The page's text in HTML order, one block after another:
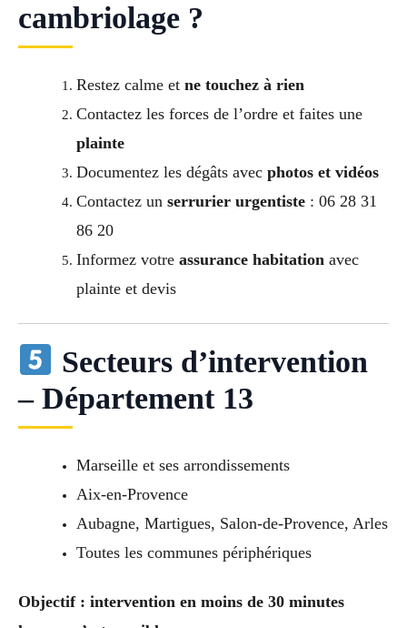
cambriolage ?
Restez calme et ne touchez à rien
Contactez les forces de l’ordre et faites une
plainte
Documentez les dégâts avec photos et vidéos
Contactez un serrurier urgentiste: 06 28 31
86 20
Informez votre assurance habitationavec
plainte et devis
Secteurs d’intervention
– Département 13
Marseille et ses arrondissements
Aix-en-Provence
Aubagne, Martigues, Salon-de-Provence, Arles
Toutes les communes périphériques
Objectif : intervention en moins de 30 minutes